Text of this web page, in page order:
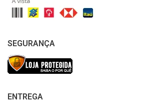
SEGURANÇA
ENTREGA